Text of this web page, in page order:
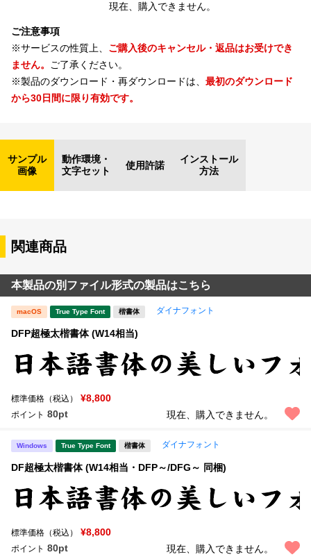
現在、購入できません。
ご注意事項
※サービスの性質上、 ご購入後のキャンセル・返品はお受けでき
ません。 ご了承ください。
※製品のダウンロード・再ダウンロードは、 最初のダウンロード
から30日間に限り有効です。
サンプル
画像
動作環境・
文字セット
使用許諾
インストール
方法
関連商品
本製品の別ファイル形式の製品はこちら
macOS True Type Font 楷書体 ダイナフォント
DFP超極太楷書体 (W14相当)
標準価格（税込） ¥8,800
ポイント 80pt 現在、購入できません。
Windows True Type Font 楷書体 ダイナフォント
DF超極太楷書体 (W14相当・DFP～/DFG～ 同梱)
標準価格（税込） ¥8,800
ポイント 80pt 現在、購入できません。